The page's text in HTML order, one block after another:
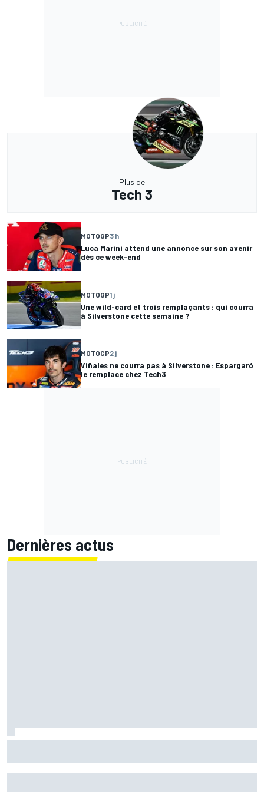
Plus de
Tech 3
MOTOGP3 h
Luca Marini attend une annonce sur son avenir
dès ce week-end
MOTOGP1 j
Une wild-card et trois remplaçants : qui courra
à Silverstone cette semaine ?
MOTOGP2 j
Viñales ne courra pas à Silverstone : Espargaró
le remplace chez Tech3
Dernières actus